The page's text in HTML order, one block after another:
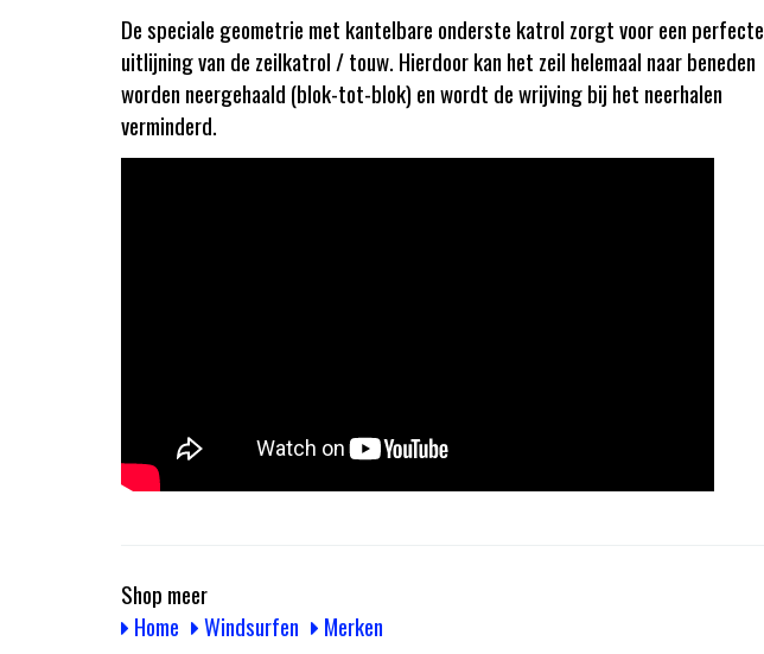
De speciale geometrie met kantelbare onderste katrol zorgt voor een perfecte
uitlijning van de zeilkatrol / touw. Hierdoor kan het zeil helemaal naar beneden
worden neergehaald (blok-tot-blok) en wordt de wrijving bij het neerhalen
verminderd.
Shop meer
Home
Windsurfen Merken